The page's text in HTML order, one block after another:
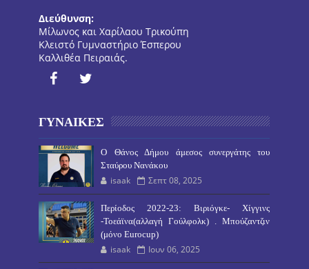
Διεύθυνση:
Μίλωνος και Χαρίλαου Τρικούπη
Κλειστό Γυμναστήριο Έσπερου
Καλλιθέα Πειραιάς.
ΓΥΝΑΙΚΕΣ
O Θάνος Δήμου άμεσος συνεργάτης του
Σταύρου Νανάκου
isaak Σεπτ 08, 2025
Περίοδος 2022-23: Βιριόγκε- Χίγγινς
-Τοεάϊνα(αλλαγή Γούλφολκ) . Μπούζαντζιν
(μόνο Eurocup)
isaak Ιουν 06, 2025